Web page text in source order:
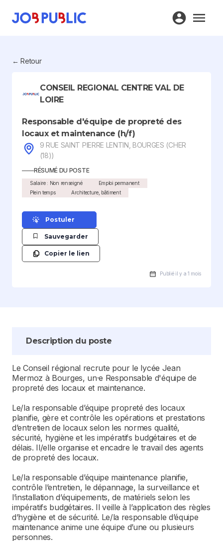
← Retour
CONSEIL REGIONAL CENTRE VAL DE
LOIRE
Responsable d'équipe de propreté des
locaux et maintenance (h/f)
9 RUE SAINT PIERRE LENTIN, BOURGES (CHER
(18))
RÉSUMÉ DU POSTE
Salaire : Non renseigné
Emploi permanent
Plein temps
Architecture, bâtiment
Postuler
Sauvegarder
Copier le lien
Publié il y a 1 mois
Description du poste
Le Conseil régional recrute pour le lycée Jean
Mermoz à Bourges, un·e Responsable d'équipe de
propreté des locaux et maintenance.
Le/la responsable d’équipe propreté des locaux
planifie, gère et contrôle les opérations et prestations
d’entretien de locaux selon les normes qualité,
sécurité, hygiène et les impératifs budgétaires et de
délais. Il/elle organise et encadre le travail des agents
de propreté des locaux.
Le/la responsable d’équipe maintenance planifie,
contrôle l’entretien, le dépannage, la surveillance et
l’installation d’équipements, de matériels selon les
impératifs budgétaires. Il veille à l’application des règles
d’hygiène et de sécurité. Le/la responsable d’équipe
maintenance anime une équipe d’une ou plusieurs
personnes.